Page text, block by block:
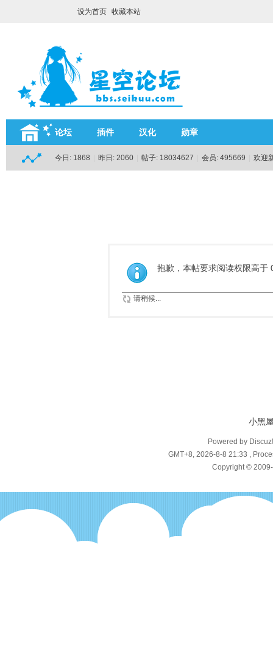
设为首页 收藏本站
论坛 插件 汉化 勋章
今日: 1868 昨日: 2060 帖子: 18034627 会员: 495669 欢迎
抱歉，本帖要求阅读权限高于
请稍候...
小黑
Powered by
GMT+8, 2026-8-8 21:33 ,
Copyright ©